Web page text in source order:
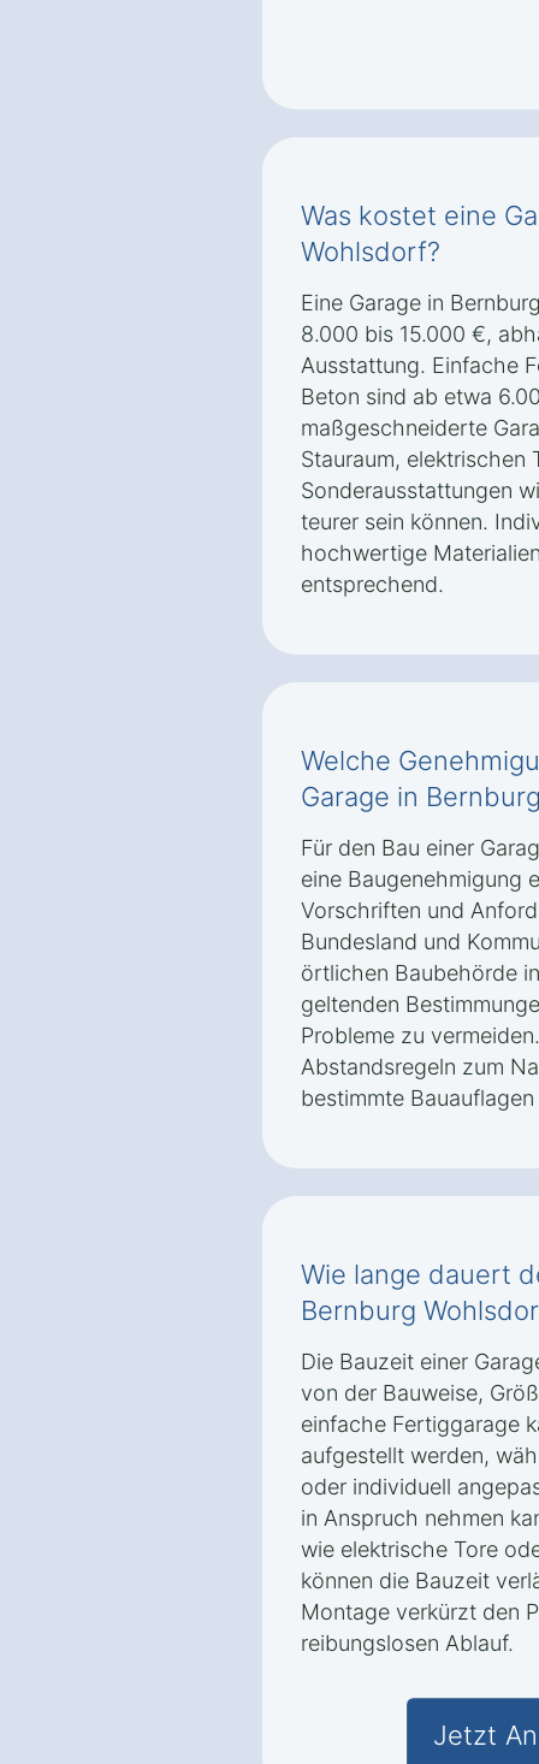
Was kostet eine
Wohlsdorf?
Eine Garage in
8.000 bis 15.000 €,
Ausstattung. Einfache
Beton sind ab etwa
maßgeschneiderte
Stauraum, elektrischen
Sonderausstattungen
teurer sein können.
hochwertige
entsprechend.
Welche
Garage in
Für den Bau einer
eine Baugenehmigung
Vorschriften und
Bundesland und
örtlichen Baubehörde
geltenden
Probleme zu
Abstandsregeln zum
bestimmte
Wie lange dauert
Bernburg
Die Bauzeit einer
von der Bauweise,
einfache Fertiggarage
aufgestellt werden,
oder individuell
in Anspruch nehmen
wie elektrische Tore
können die Bauzeit
Montage verkürzt den
reibungslosen Ablauf.
Jetzt